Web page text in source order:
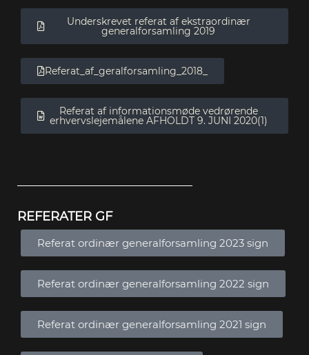
Underskrevet referat af ekstraordinær
generalforsamling 2019
Referat_af_geralforsamling_2018_
Referat af informationsmøde vedrørende
erhvervslejemålene AFHOLDT 9. JUNI 2020(1)
REFERATER GF
Referat ordinær generalforsamling 2023 sign
Referat ordinær generalforsamling 2022 sign
Referat ordinær generalforsamling 2021 sign